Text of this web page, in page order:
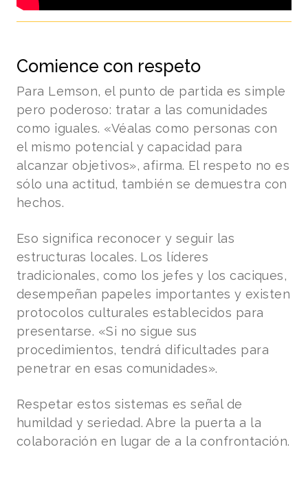
Comience con respeto
Para Lemson, el punto de partida es simple
pero poderoso: tratar a las comunidades
como iguales. «Véalas como personas con
el mismo potencial y capacidad para
alcanzar objetivos», afirma. El respeto no es
sólo una actitud, también se demuestra con
hechos.
Eso significa reconocer y seguir las
estructuras locales. Los líderes
tradicionales, como los jefes y los caciques,
desempeñan papeles importantes y existen
protocolos culturales establecidos para
presentarse. «Si no sigue sus
procedimientos, tendrá dificultades para
penetrar en esas comunidades».
Respetar estos sistemas es señal de
humildad y seriedad. Abre la puerta a la
colaboración en lugar de a la confrontación.